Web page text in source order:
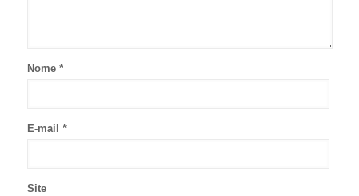
Nome *
E-mail *
Site